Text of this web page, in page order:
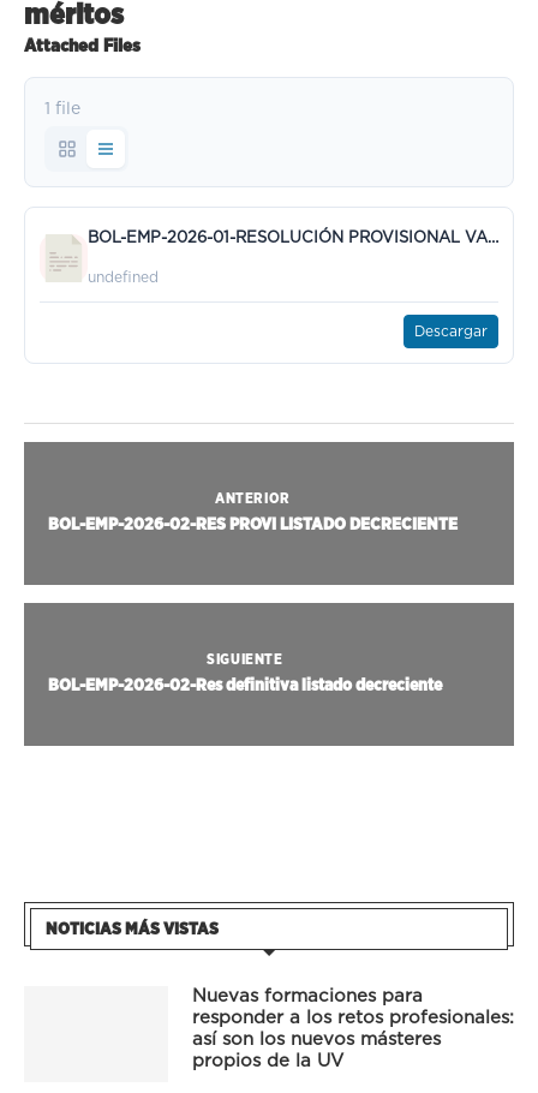
méritos
Attached Files
1 file
BOL-EMP-2026-01-RESOLUCIÓN PROVISIONAL VALORACIÓN MÉRITOS.pdf
undefined
Descargar
ANTERIOR
BOL-EMP-2026-02-RES PROVI LISTADO DECRECIENTE
SIGUIENTE
BOL-EMP-2026-02-Res definitiva listado decreciente
NOTICIAS MÁS VISTAS
Nuevas formaciones para
responder a los retos profesionales:
así son los nuevos másteres
propios de la UV